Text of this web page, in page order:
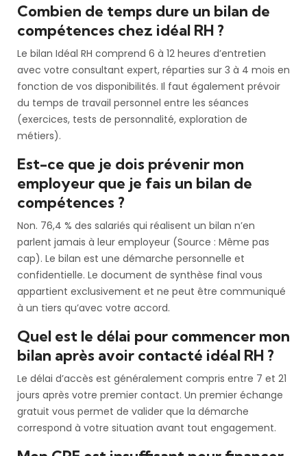
Combien de temps dure un bilan de
compétences chez idéal RH ?
Le bilan Idéal RH comprend 6 à 12 heures d’entretien
avec votre consultant expert, réparties sur 3 à 4 mois en
fonction de vos disponibilités. Il faut également prévoir
du temps de travail personnel entre les séances
(exercices, tests de personnalité, exploration de
métiers).
Est-ce que je dois prévenir mon
employeur que je fais un bilan de
compétences ?
Non. 76,4 % des salariés qui réalisent un bilan n’en
parlent jamais à leur employeur (Source : Même pas
cap). Le bilan est une démarche personnelle et
confidentielle. Le document de synthèse final vous
appartient exclusivement et ne peut être communiqué
à un tiers qu’avec votre accord.
Quel est le délai pour commencer mon
bilan après avoir contacté idéal RH ?
Le délai d’accès est généralement compris entre 7 et 21
jours après votre premier contact. Un premier échange
gratuit vous permet de valider que la démarche
correspond à votre situation avant tout engagement.